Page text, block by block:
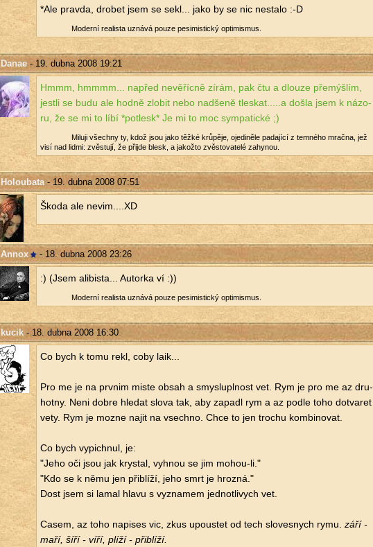
*Ale prav­da, dro­bet jsem se sekl... jako by se nic ne­sta­lo :-D
Mo­der­ní re­a­lis­ta uzná­vá pouze pe­si­mis­tic­ký op­ti­mis­mus.
Danae- 19. dubna 2008 19:21
Hmmm, hmmmm... na­před ne­vě­říc­ně zírám, pak čtu a dlou­ze pře­mýš­lím,
jest­li se budu ale hodně zlo­bit nebo nad­še­ně tles­kat.....a došla jsem k ná­zo­
ru, že se mi to líbí *po­tlesk* Je mi to moc sym­pa­tic­ké ;)
Mi­lu­ji všech­ny ty, kdož jsou jako těžké krů­pě­je, oje­di­ně­le pa­da­jí­cí z tem­né­ho mrač­na, jež
visí nad lidmi: zvěs­tu­jí, že při­jde blesk, a ja­kož­to zvěs­to­va­te­lé za­hy­nou.
Holoubata- 19. dubna 2008 07:51
Škoda ale nevim....​XD
Annox - 18. dubna 2008 23:26
:) (Jsem ali­bis­ta... Au­tor­ka ví :))
Mo­der­ní re­a­lis­ta uzná­vá pouze pe­si­mis­tic­ký op­ti­mis­mus.
kucik- 18. dubna 2008 16:30
Co bych k tomu rekl, coby laik...
Pro me je na prv­nim miste obsah a smys­lu­pl­nost vet. Rym je pro me az dru­
hot­ny. Neni dobre hle­dat slova tak, aby za­pa­dl rym a az podle toho do­tva­ret
vety. Rym je mozne najit na vsech­no. Chce to jen tro­chu kom­bi­no­vat.
Co bych vy­pich­nul, je:
"Jeho oči jsou jak krys­tal, vy­hnou se jim mo­hou-li."
"Kdo se k němu jen při­blí­ží, jeho smrt je hroz­ná."
Dost jsem si lamal hlavu s vy­zna­mem jed­not­li­vy­ch vet.
Casem, az toho na­pi­ses vic, zkus upous­tet od tech slo­ves­nych rymu. září -
maří, šíří - víří, plíží - při­blí­ží.